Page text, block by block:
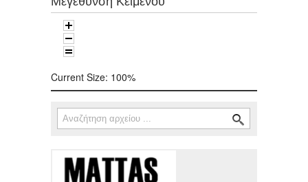
Current Size: 100%
Φόρμα αναζήτησης
Αναζήτηση